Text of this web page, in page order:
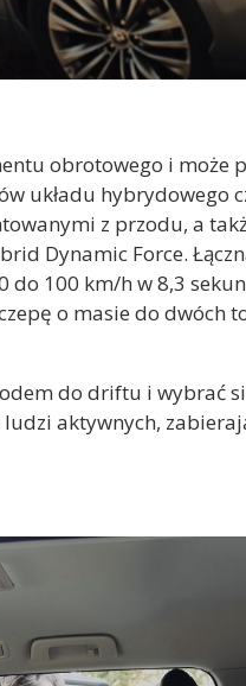
obrotowego i może
układu hybrydowego
z przodu, a
Dynamic Force.
100 km/h w 8,3
o masie do dwóch
do driftu i wybrać
aktywnych,